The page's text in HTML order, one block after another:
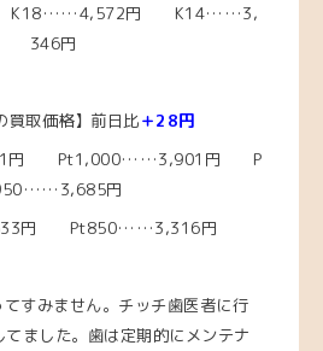
円 K14……3,
346円
買取価格】前日比＋28円
円 Pt1,000……3,901 円 P
円
円 Pt850……3,316円
すみません。チッチ歯医者に行
ました。歯は定期的にメンテナ